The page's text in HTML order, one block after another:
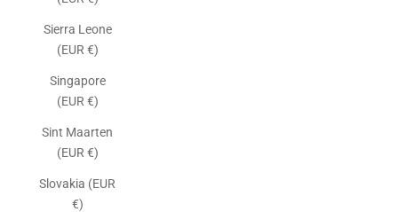
Sierra Leone
(EUR €)
Singapore
(EUR €)
Sint Maarten
(EUR €)
Slovakia (EUR
€)